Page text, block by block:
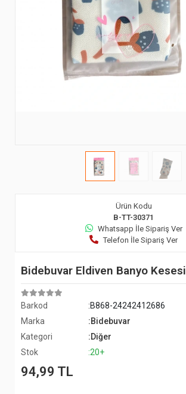
Ürün Kodu
B-TT-30371
Whatsapp İle Sipariş Ver
Telefon İle Sipariş Ver
Bidebuvar Eldiven Banyo Kesesi
Barkod
:B868-24242412686
Marka
:Bidebuvar
Kategori
:Diğer
Stok
:20+
94,99 TL